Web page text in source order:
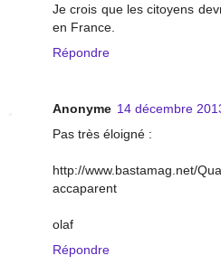
Je crois que les citoyens
en France.
Répondre
Anonyme 14 décembre
Pas très éloigné :
http://www.bastamag.net/
accaparent
olaf
Répondre